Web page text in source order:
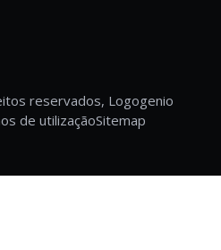
reservados, Logogenio
de utilizaçãoSitemap